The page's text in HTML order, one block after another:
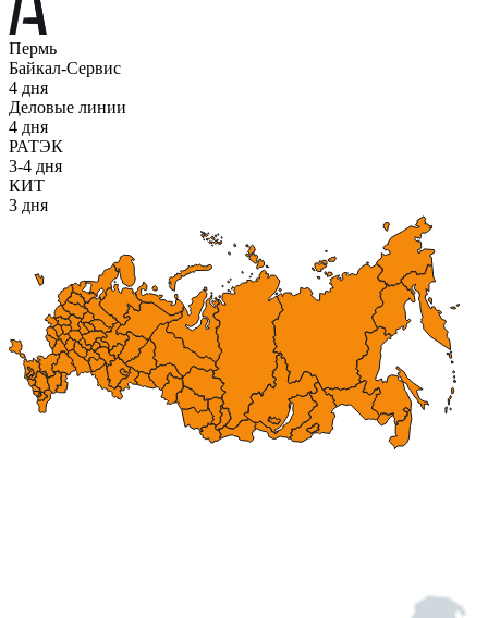
Пермь
Байкал-Сервис
4 дня
Деловые линии
4 дня
РАТЭК
3-4 дня
КИТ
3 дня